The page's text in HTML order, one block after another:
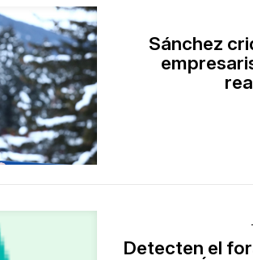
Sánchez
Detecten el